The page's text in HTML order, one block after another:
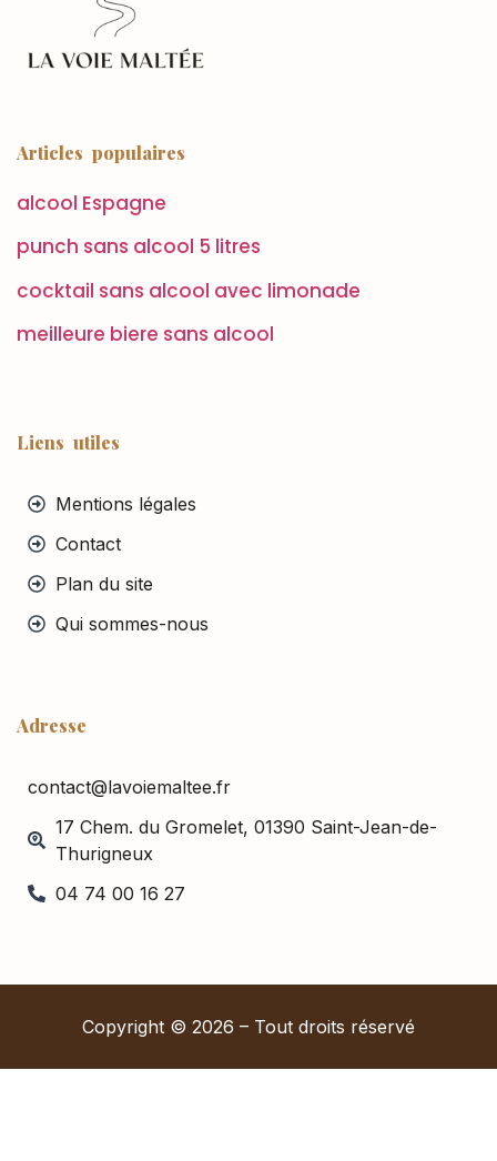
Articles populaires
alcool Espagne
punch sans alcool 5 litres
cocktail sans alcool avec limonade
meilleure biere sans alcool
Liens utiles
Mentions légales
Contact
Plan du site
Qui sommes-nous
Adresse
contact@lavoiemaltee.fr
17 Chem. du Gromelet, 01390 Saint-Jean-de-
Thurigneux
04 74 00 16 27
Copyright © 2026 – Tout droits réservé